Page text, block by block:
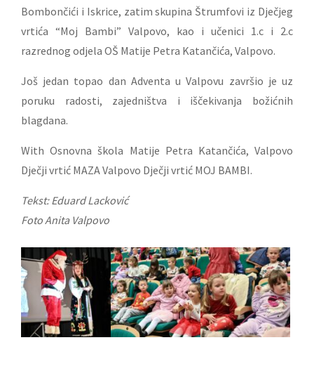
Bombončići i Iskrice, zatim skupina Štrumfovi iz Dječjeg
vrtića “Moj Bambi” Valpovo, kao i učenici 1.c i 2.c
razrednog odjela OŠ Matije Petra Katančića, Valpovo.
Još jedan topao dan Adventa u Valpovu završio je uz
poruku radosti, zajedništva i iščekivanja božićnih
blagdana.
With Osnovna škola Matije Petra Katančića, Valpovo
Dječji vrtić MAZA Valpovo Dječji vrtić MOJ BAMBI.
Tekst: Eduard Lacković
Foto Anita Valpovo